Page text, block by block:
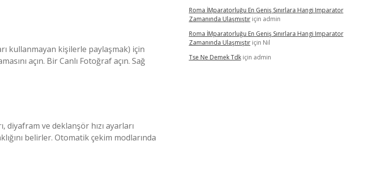
kullanmayan kişilerle paylaşmak) için
açın. Bir Canlı Fotoğraf açın. Sağ
diyafram ve deklanşör hızı ayarları
belirler. Otomatik çekim modlarında
Roma İMparatorluğu En Geniş Sınırlara Hangi Imparator
Zamanında Ulaşmıştıriçin admin
Roma İMparatorluğu En Geniş Sınırlara Hangi Imparator
Zamanında Ulaşmıştıriçin Nil
Tse Ne Demek Tdkiçin admin